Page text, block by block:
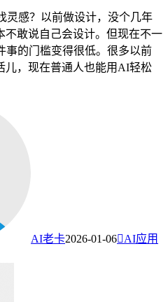
灵感？以前做设计，没个几年
不敢说自己会设计。但现在不一
事的门槛变得很低。很多以前
儿，现在普通人也能用AI轻松
AI老卡2026-01-06AI应用